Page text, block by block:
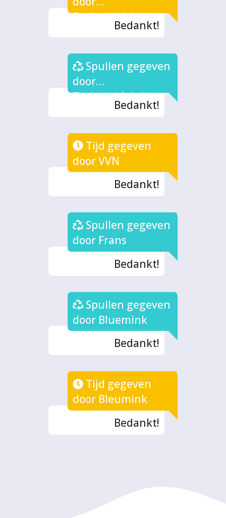
Techniekfabriek
Bedankt!
Spullen gegeven
door
Techniekfabriek
Bedankt!
Tijd gegeven
door VVN
Bedankt!
Spullen gegeven
door Frans
Bedankt!
Spullen gegeven
door Bluemink
Bedankt!
Tijd gegeven
door Bleumink
Bedankt!